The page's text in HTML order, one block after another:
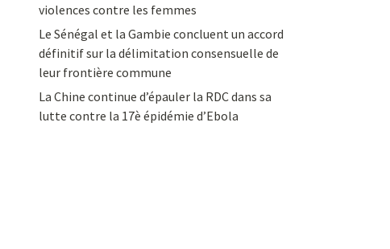
violences contre les femmes
Le Sénégal et la Gambie concluent un accord
définitif sur la délimitation consensuelle de
leur frontière commune
La Chine continue d’épauler la RDC dans sa
lutte contre la 17è épidémie d’Ebola